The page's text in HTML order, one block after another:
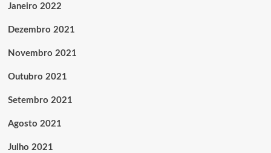
Janeiro 2022
Dezembro 2021
Novembro 2021
Outubro 2021
Setembro 2021
Agosto 2021
Julho 2021